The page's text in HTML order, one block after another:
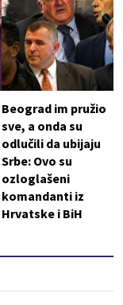
Beograd im pružio
sve, a onda su
odlučili da ubijaju
Srbe: Ovo su
ozloglašeni
komandanti iz
Hrvatske i BiH